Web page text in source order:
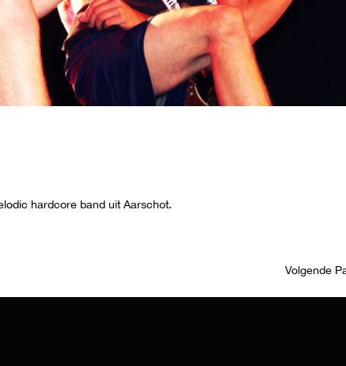
hardcore band uit Aarschot.
Volgende